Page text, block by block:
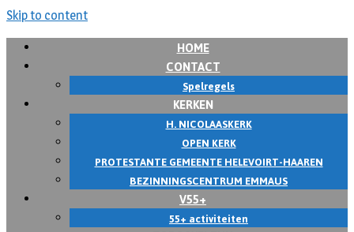
Skip to content
HOME
CONTACT
Spelregels
KERKEN
H. NICOLAASKERK
OPEN KERK
PROTESTANTE GEMEENTE HELEVOIRT-HAAREN
BEZINNINGSCENTRUM EMMAUS
V55+
55+ activiteiten